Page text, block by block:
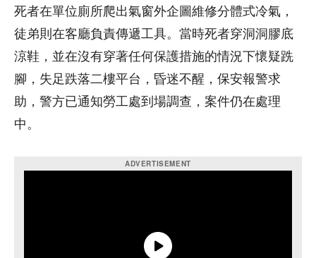
死者在單位廁所爬出氣窗外企圖維修分體式冷氣，
徒弟則在客廳負責傳遞工具。當時死者穿洞洞膠底
涼鞋，並在沒有穿著任何保護措施的情況下懷疑跣
腳，失足跌落二樓平台，昏迷不醒，保安報警求
助，警方已通知勞工處到場調查，案件仍在處理
中。